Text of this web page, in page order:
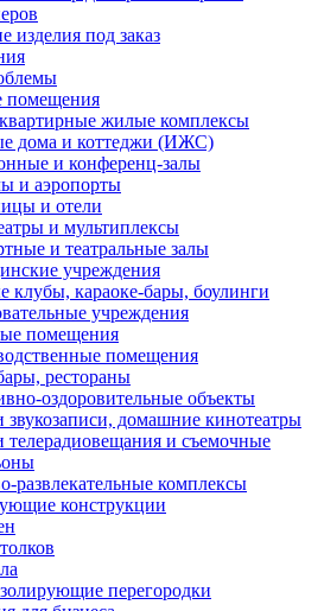
изделия под заказ
жилые комплексы
дома и коттеджи (ИЖС)
и конференц-залы
и аэропорты
и отели
и мультиплексы
и театральные залы
учреждения
клубы, караоке-бары, боулинги
учреждения
помещения
помещения
рестораны
оздоровительные объекты
звукозаписи, домашние кинотеатры
телерадиовещания и съемочные
развлекательные комплексы
конструкции
перегородки